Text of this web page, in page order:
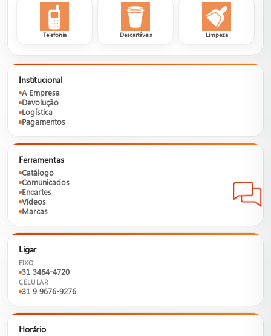
Telefonia Descartáveis Limpeza
Institucional
A Empresa
Devolução
Logística
Pagamentos
Ferramentas
Catálogo
Comunicados
Encartes
Vídeos
Marcas
Ligar
FIXO
31 3464-4720
CELULAR
31 9 9676-9276
Horário